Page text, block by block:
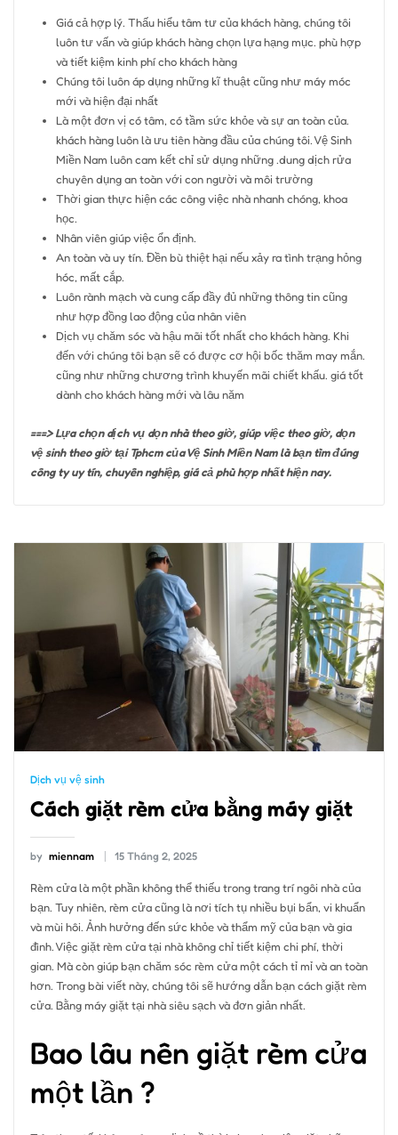
Giá cả hợp lý. Thấu hiểu tâm tư của khách hàng, chúng tôi
luôn tư vấn và giúp khách hàng chọn lựa hạng mục. phù hợp
và tiết kiệm kinh phí cho khách hàng
Chúng tôi luôn áp dụng những kĩ thuật cũng như máy móc
mới và hiện đại nhất
Là một đơn vị có tâm, có tầm sức khỏe và sự an toàn của.
khách hàng luôn là ưu tiên hàng đầu của chúng tôi. Vệ Sinh
Miền Nam luôn cam kết chỉ sử dụng những .dung dịch rửa
chuyên dụng an toàn với con người và môi trường
Thời gian thực hiện các công việc nhà nhanh chóng, khoa
học.
Nhân viên giúp việc ổn định.
An toàn và uy tín. Đền bù thiệt hại nếu xảy ra tình trạng hỏng
hóc, mất cắp.
Luôn rành mạch và cung cấp đầy đủ những thông tin cũng
như hợp đồng lao động của nhân viên
Dịch vụ chăm sóc và hậu mãi tốt nhất cho khách hàng. Khi
đến với chúng tôi bạn sẽ có được cơ hội bốc thăm may mắn.
cũng như những chương trình khuyến mãi chiết khấu. giá tốt
dành cho khách hàng mới và lâu năm
===> Lựa chọn dịch vụ dọn nhà theo giờ, giúp việc theo giờ, dọn
vệ sinh theo giờ tại Tphcm của Vệ Sinh Miền Nam là bạn tìm đúng
công ty uy tín, chuyên nghiệp, giá cả phù hợp nhất hiện nay.
Dịch vụ vệ sinh
Cách giặt rèm cửa bằng máy giặt
by miennam 15 Tháng 2, 2025
Rèm cửa là một phần không thể thiếu trong trang trí ngôi nhà của
bạn. Tuy nhiên, rèm cửa cũng là nơi tích tụ nhiều bụi bẩn, vi khuẩn
và mùi hôi. Ảnh hưởng đến sức khỏe và thẩm mỹ của bạn và gia
đình. Việc giặt rèm cửa tại nhà không chỉ tiết kiệm chi phí, thời
gian. Mà còn giúp bạn chăm sóc rèm cửa một cách tỉ mỉ và an toàn
hơn. Trong bài viết này, chúng tôi sẽ hướng dẫn bạn cách giặt rèm
cửa. Bằng máy giặt tại nhà siêu sạch và đơn giản nhất.
Bao lâu nên giặt rèm cửa
một lần ?